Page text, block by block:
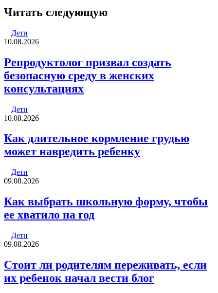
через
электронную
Читать следующую
Дети
10.08.2026
Репродуктолог призвал создать
безопасную среду в женских
консультациях
Дети
10.08.2026
Как длительное кормление грудью
может навредить ребенку
Дети
09.08.2026
Как выбрать школьную форму, чтобы
ее хватило на год
Дети
09.08.2026
Стоит ли родителям переживать, если
их ребенок начал вести блог